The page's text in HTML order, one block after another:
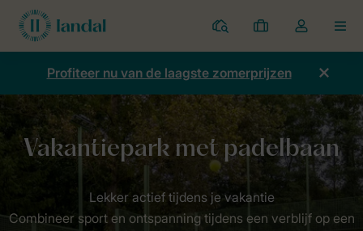
Parken
Mijn
boekingen
Open
de
dropdown
mijn
account
Profiteer nu van de laagste zomerprijzen
Combineer sport en ontspanning tijdens een verblijf op een